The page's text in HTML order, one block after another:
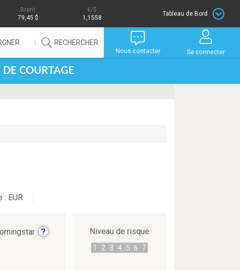
Brent
79,45 $
/$
1,1558
Tableau de Bord
RECHERCHER
Nous contacter Se connecter
COURTAGE
: EUR
? Niveau de risque
1 2 3 4 5 6 7